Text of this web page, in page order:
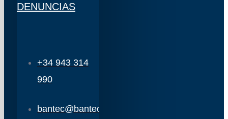
DENUNCIAS
+34 943 314
990
bantec@bantec.es